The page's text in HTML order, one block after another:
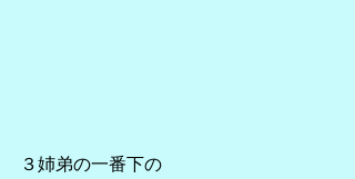
３姉弟の一番下の